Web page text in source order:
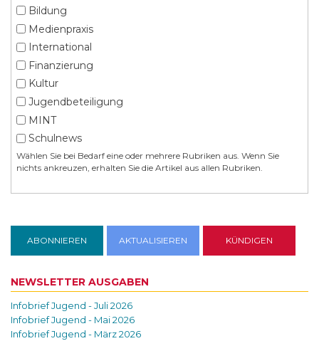
Bildung
Medienpraxis
International
Finanzierung
Kultur
Jugendbeteiligung
MINT
Schulnews
Wählen Sie bei Bedarf eine oder mehrere Rubriken aus. Wenn Sie
nichts ankreuzen, erhalten Sie die Artikel aus allen Rubriken.
NEWSLETTER AUSGABEN
Infobrief Jugend - Juli 2026
Infobrief Jugend - Mai 2026
Infobrief Jugend - März 2026